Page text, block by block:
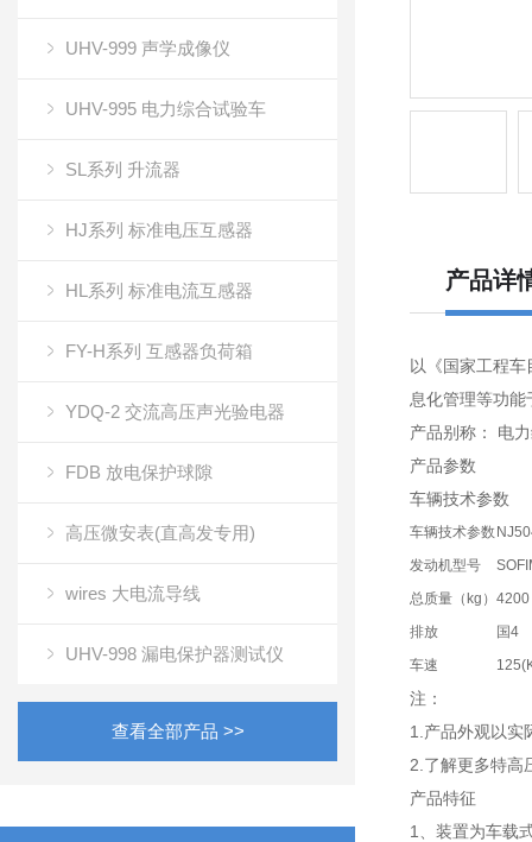
UHV-999 声学成像仪
UHV-995 电力综合试验车
SL系列 升流器
HJ系列 标准电压互感器
HL系列 标准电流互感器
FY-H系列 互感器负荷箱
YDQ-2 交流高压声光验电器
FDB 放电保护球隙
高压微安表(直高发专用)
wires 大电流导线
UHV-998 漏电保护器测试仪
查看全部产品 >>
产品详
以《国家工程
息化管理等功
产品别称： 电
产品参数
车辆技术参数
车辆技术参数
发动机型号
总质量（kg） 4200
排放
国4
车速
注：
1.产品外观以实
2.了解更多特高
产品特征
1、装置为车载